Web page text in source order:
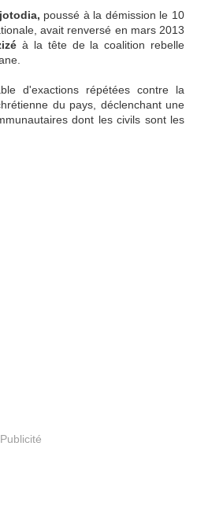
poussé à la démission le 10
avait renversé en mars 2013
à la tête de la coalition rebelle
d'exactions répétées contre la
du pays, déclenchant une
dont les civils sont les
Publicité